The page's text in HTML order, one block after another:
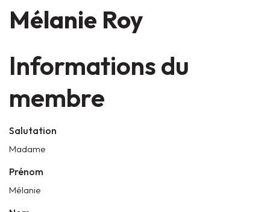
Mélanie Roy
Informations du
membre
Salutation
Madame
Prénom
Mélanie